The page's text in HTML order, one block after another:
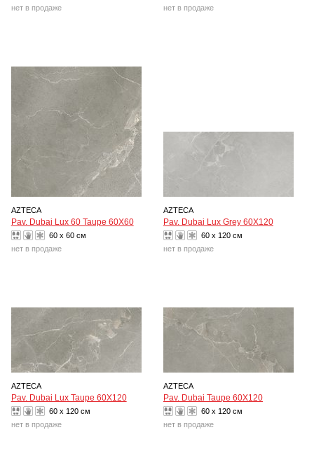
нет в продаже
нет в продаже
AZTECA
Pav. Dubai Lux 60 Taupe 60X60
60 x 60 см
нет в продаже
AZTECA
Pav. Dubai Lux Grey 60X120
60 x 120 см
нет в продаже
AZTECA
Pav. Dubai Lux Taupe 60X120
60 x 120 см
нет в продаже
AZTECA
Pav. Dubai Taupe 60X120
60 x 120 см
нет в продаже